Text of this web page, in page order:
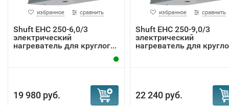
избранное сравнить
Shuft EHC 250-6,0/3
электрический
нагреватель для круглог...
19 980 руб.
избранное сравнить
Shuft EHC 250-9,0/3
электрический
нагреватель для
22 240 руб.